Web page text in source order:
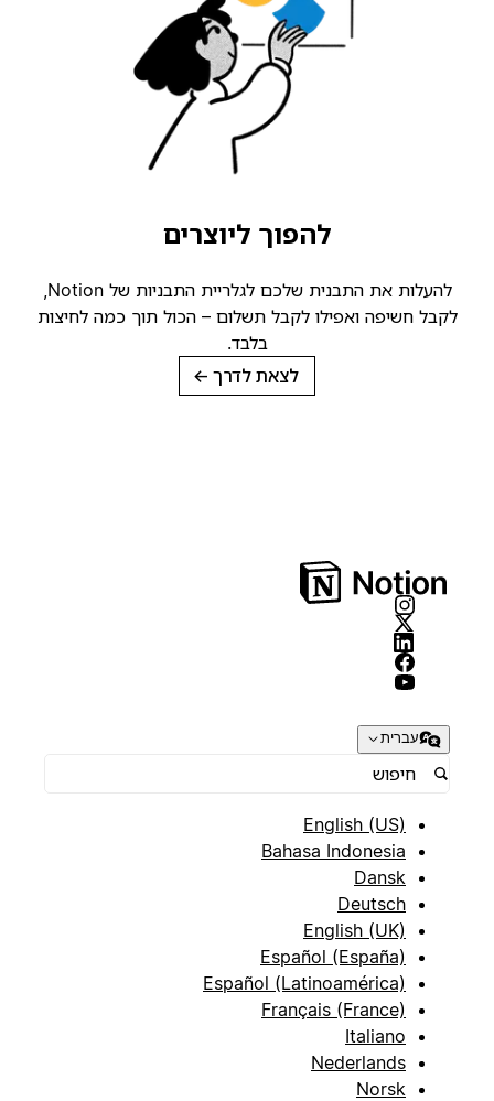
להפוך ליוצרים
להעלות את התבנית שלכם לגלריית התבניות של Notion,
לקבל חשיפה ואפילו לקבל תשלום – הכול תוך כמה לחיצות
בלבד.
לצאת לדרך→
עברית
English (US)
Bahasa Indonesia
Dansk
Deutsch
English (UK)
Español (España)
Español (Latinoamérica)
Français (France)
Italiano
Nederlands
Norsk